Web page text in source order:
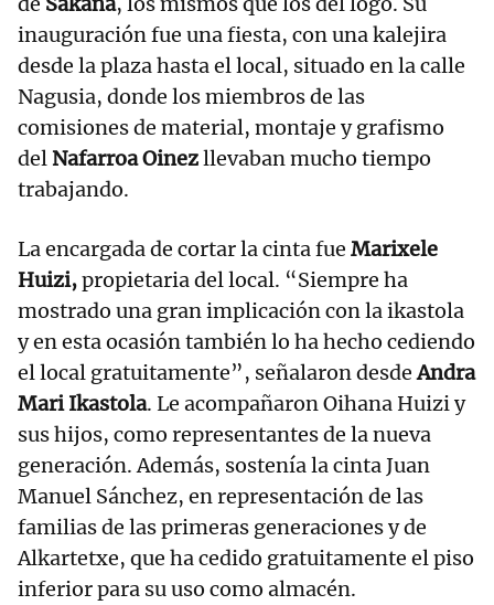
inauguración fue una fiesta, con una kalejira
desde la plaza hasta el local, situado en la calle
Nagusia, donde los miembros de las
comisiones de material, montaje y grafismo
del Nafarroa Oinezllevaban mucho tiempo
trabajando.
La encargada de cortar la cinta fue Marixele
Huizi,propietaria del local. “Siempre ha
mostrado una gran implicación con la ikastola
y en esta ocasión también lo ha hecho cediendo
el local gratuitamente”, señalaron desdeAndra
Mari Ikastola. Le acompañaron Oihana Huizi y
sus hijos, como representantes de la nueva
generación. Además, sostenía la cinta Juan
Manuel Sánchez, en representación de las
familias de las primeras generaciones y de
Alkartetxe, que ha cedido gratuitamente el piso
inferior para su uso como almacén.